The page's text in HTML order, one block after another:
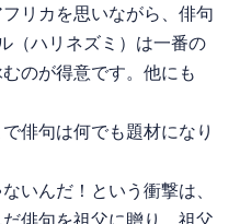
リカを思いながら、俳句
（ハリネズミ）は一番の
のが得意です。他にも
俳句は何でも題材になり
いんだ！という衝撃は、